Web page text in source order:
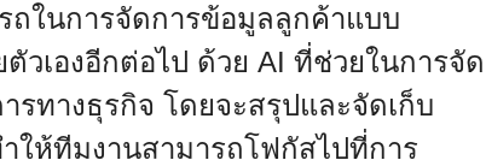
ถในการจัดการข้อมูลลูกค้าแบบ
วเองอีกต่อไป ด้วย AI ที่ช่วยในการจัด
รทางธุรกิจ โดยจะสรุปและจัดเก็บ
ให้ทีมงานสามารถโฟกัสไปที่การ